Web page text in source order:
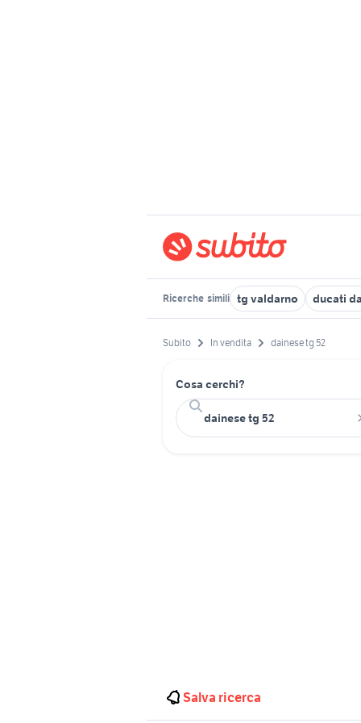
Ricerche simili tg valdarno ducati
Subito In vendita dainese tg 52
Cosa cerchi?
Salva ricerca